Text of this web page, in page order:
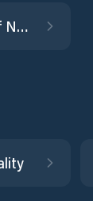
City Municipality of Novo Mesto